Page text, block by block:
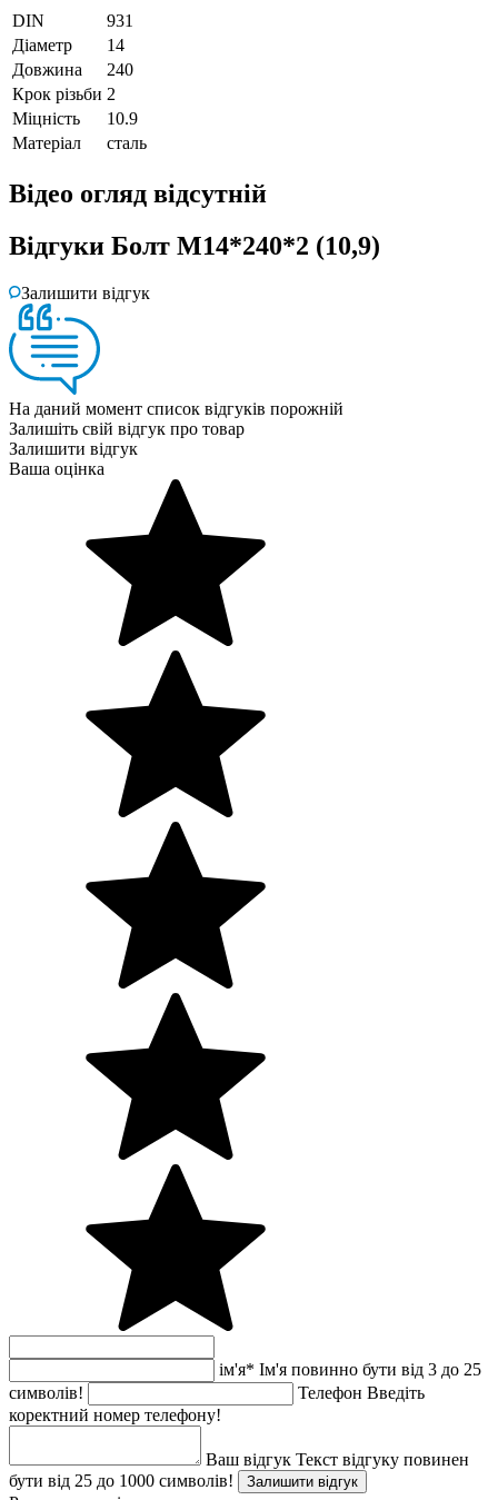
DIN
931
Діаметр
14
Довжина
240
Крок різьби 2
Міцність
10.9
Матеріал
сталь
Відео огляд відсутній
Відгуки Болт М14*240*2 (10,9)
Залишити відгук
На даний момент список відгуків порожній
Залишіть свій відгук про товар
Залишити відгук
Ваша оцінка
ім'я* Ім'я повинно бути від 3 до 25
символів!
Телефон Введіть
коректний номер телефону!
Ваш відгук Текст відгуку повинен
бути від 25 до 1000 символів!
Залишити відгук